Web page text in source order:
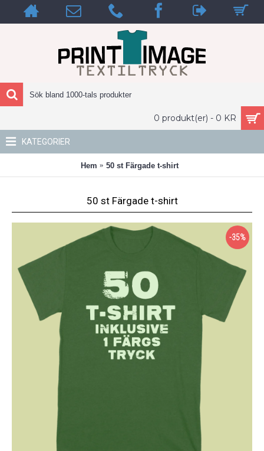
0 produkt(er) - 0 KR
KATEGORIER
Hem 50 st Färgade t-shirt
50 st Färgade t-shirt
shirt
Exkl.
-35%